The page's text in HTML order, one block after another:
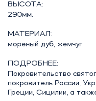
ВЫСОТА:
290мм.
МАТЕРИАЛ:
мореный дуб, жемчуг
ПОДРОБНЕЕ:
Покровительство
покровитель России,
Греции, Сицилии, а